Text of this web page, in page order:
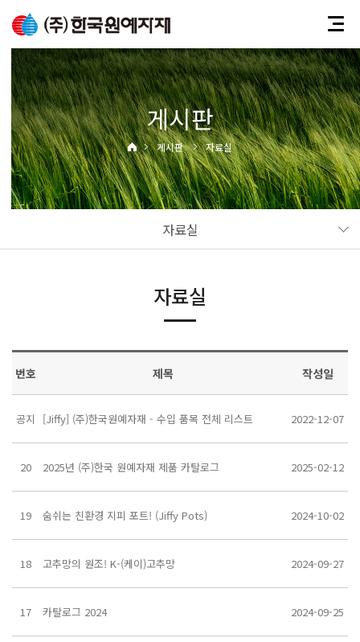
게시판
게시판 자료실
자료실
자료실
번호 제목 작성일
공지 [Jiffy] (주)한국원예자재 - 수입 품목 전체 리스트 2022-12-07
20 2025년 (주)한국 원예자재 제품 카탈로그 2025-02-12
19 숨쉬는 친환경 지피 포트! (Jiffy Pots) 2024-10-02
18 고추망의 원조! K-(케이)고추망 2024-09-27
17 카탈로그 2024 2024-09-25